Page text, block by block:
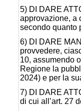
5) DI DARE
approvazione, a
secondo quanto
6) DI DARE
provvedere,
10, assumendo
Regione la
2024) e per la
7) DI DARE
di cui all’art. 27